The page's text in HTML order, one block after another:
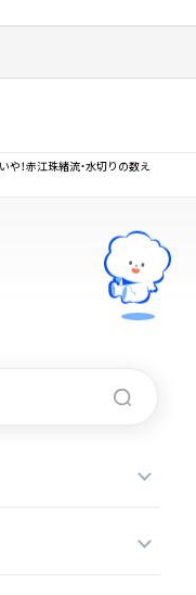
！赤江珠緒流・水切りの数え